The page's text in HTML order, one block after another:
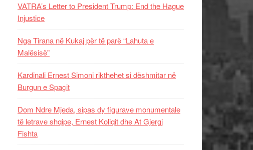
VATRA’s Letter to President Trump: End the Hague
Injustice
Nga Tirana në Kukaj për të parë “Lahuta e
Malësisë”
Kardinali Ernest Simoni rikthehet si dëshmitar në
Burgun e Spaçit
Dom Ndre Mjeda, sipas dy figurave monumentale
të letrave shqipe, Ernest Koliqit dhe At Gjergj
Fishta